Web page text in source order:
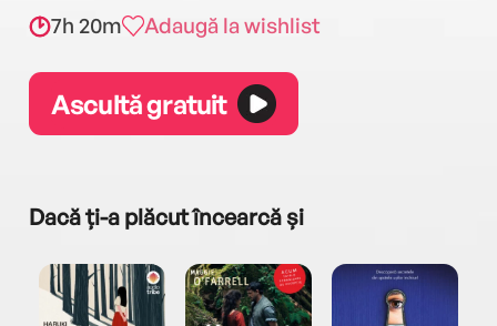
7h 20m Adaugă la wishlist
Ascultă gratuit
Dacă ți-a plăcut încearcă și